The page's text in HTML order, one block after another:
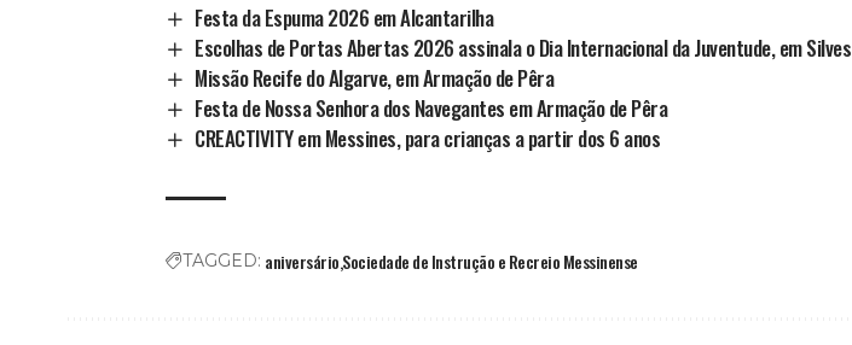
Festa da Espuma 2026 em Alcantarilha
Escolhas de Portas Abertas 2026 assinala o Dia Internacional da Juventude, em Silves
Missão Recife do Algarve, em Armação de Pêra
Festa de Nossa Senhora dos Navegantes em Armação de Pêra
CREACTIVITY em Messines, para crianças a partir dos 6 anos
TAGGED: aniversárioSociedade de Instrução e Recreio Messinense